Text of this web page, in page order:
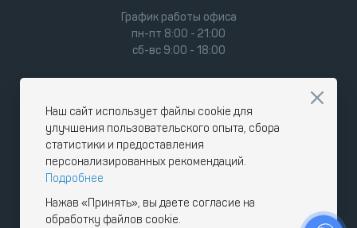
График работы офиса
пн-пт 8:00 - 21:00
сб-вс 9:00 - 18:00
Наш сайт использует файлы cookie для
улучшения пользовательского опыта, сбора
статистики и предоставления
персонализированных рекомендаций.
Подробнее
Нажав «Принять», вы даете согласие на
обработку файлов cookie.